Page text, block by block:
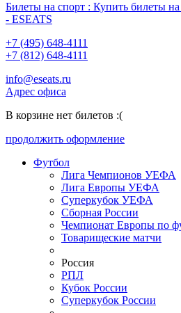
Билеты на спорт : Купить билеты
- ESEATS
+7 (495) 648-4111
+7 (812) 648-4111
info@eseats.ru
Адрес офиса
В корзине нет билетов :(
продолжить оформление
Футбол
Лига Чемпионов УЕФА
Лига Европы УЕФА
Суперкубок УЕФА
Сборная России
Чемпионат Европы по
Товарищеские матчи
Россия
РПЛ
Кубок России
Суперкубок России